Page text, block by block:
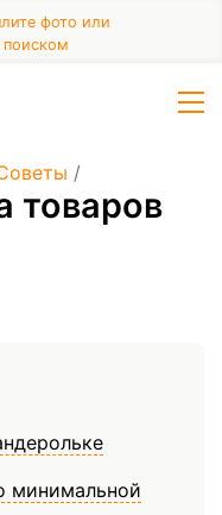
фото или
/
товаров
минимальной